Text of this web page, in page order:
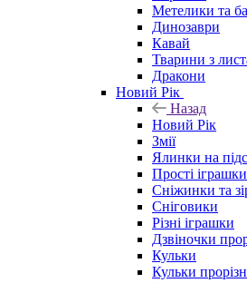
Метелики та
Динозаври
Кавай
Тварини з
Дракони
Новий Рік
Назад
Новий Рік
Змії
Ялинки на
Прості іграшки
Сніжинки та
Сніговики
Різні іграшки
Дзвіночки
Кульки
Кульки